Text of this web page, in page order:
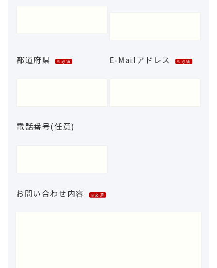
都道府県 ※必須 E-Mailアドレス ※必須
電話番号(任意)
お問い合わせ内容 ※必須